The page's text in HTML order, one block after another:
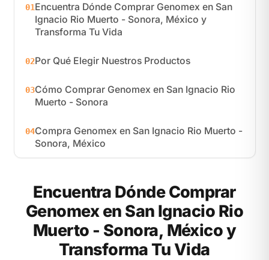
01Encuentra Dónde Comprar Genomex en San
Ignacio Rio Muerto - Sonora, México y
Transforma Tu Vida
02Por Qué Elegir Nuestros Productos
03Cómo Comprar Genomex en San Ignacio Rio
Muerto - Sonora
04Compra Genomex en San Ignacio Rio Muerto -
Sonora, México
Encuentra Dónde Comprar
Genomex en San Ignacio Rio
Muerto - Sonora, México y
Transforma Tu Vida